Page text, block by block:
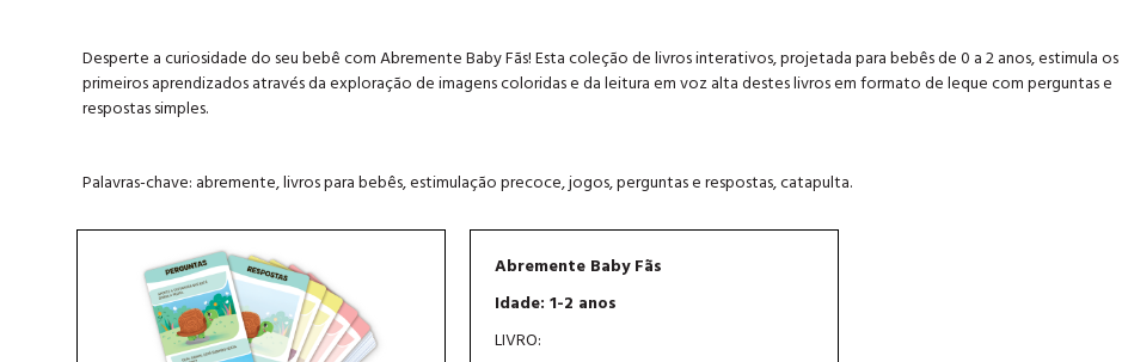
Desperte a curiosidade do seu bebê com Abremente Baby Fãs! Esta coleção de livros interativos, projetada para bebês de 0 a 2 anos, estimula os
primeiros aprendizados através da exploração de imagens coloridas e da leitura em voz alta destes livros em formato de leque com perguntas e
respostas simples.
Palavras-chave: abremente, livros para bebês, estimulação precoce, jogos, perguntas e respostas, catapulta.
Abremente Baby Fãs
Idade: 1-2 anos
LIVRO: